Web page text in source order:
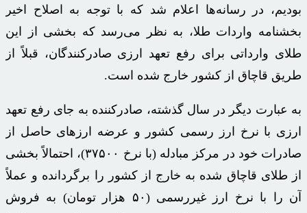
بودیم، در رسانه‌ها اعلام شد که با توجه به اصلاح اخیر
بخشنامه واردات طلا، به نظر می‌رسد که بخشی از این
طلای وارداتی برای رفع تعهد ارزی صادرکنندگان، قبلاً از
طریق قاچاق از کشور خارج شده است.
به عبارت دیگر در سال گذشته، صادرکننده به جای رفع تعهد
ارزی با نرخ ارز رسمی کشور و عرضه ارزهای حاصل از
صادرات خود در مرکز مبادله (با نرخ ۳۷۵۰۰)، احتمالاً بخشی
از طلای قاچاق شده به خارج از کشور را برگردانده و عملاً
آن را با نرخ ارز غیررسمی (۵۰ هزار تومان) به فروش